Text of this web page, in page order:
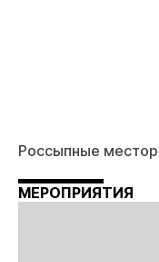
Россыпные
МЕРОПРИЯТИЯ